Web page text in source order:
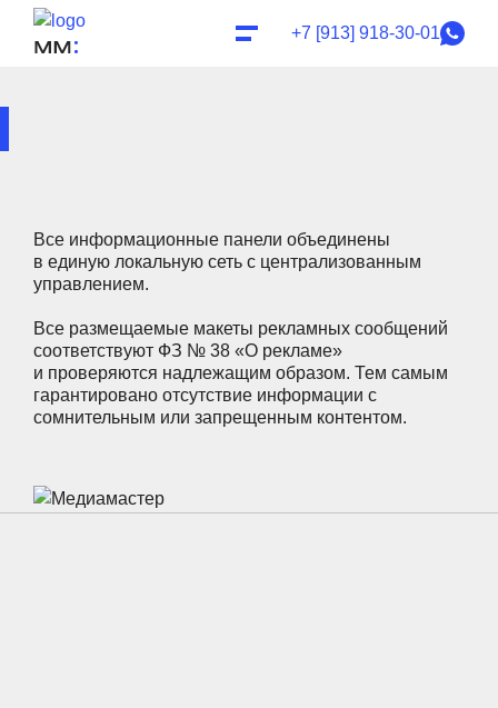
+7 [913] 918-30-01
Все информационные панели объединены
в единую локальную сеть с централизованным
управлением.
Все размещаемые макеты рекламных сообщений
соответствуют ФЗ № 38 «О рекламе»
и проверяются надлежащим образом. Тем самым
гарантировано отсутствие информации с
сомнительным или запрещенным контентом.